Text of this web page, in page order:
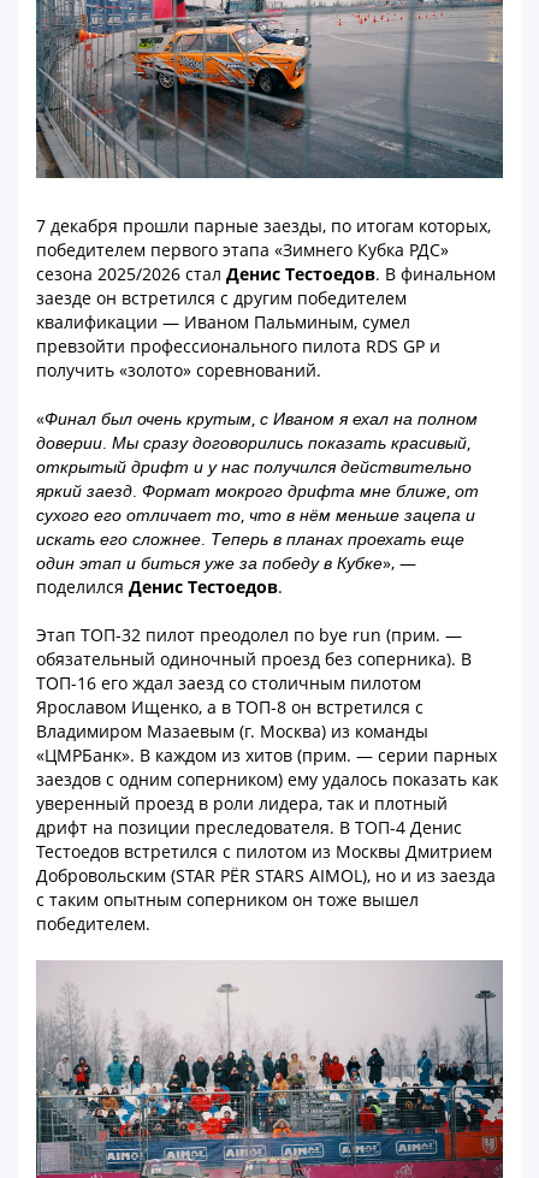
7 декабря прошли парные заезды, по итогам которых,
победителем первого этапа «Зимнего Кубка РДС»
сезона 2025/2026 стал Денис Тестоедов. В финальном
заезде он встретился с другим победителем
квалификации — Иваном Пальминым, сумел
превзойти профессионального пилота RDS GP и
получить «золото» соревнований.
«Финал был очень крутым, с Иваном я ехал на полном
доверии. Мы сразу договорились показать красивый,
открытый дрифт и у нас получился действительно
яркий заезд. Формат мокрого дрифта мне ближе, от
сухого его отличает то, что в нём меньше зацепа и
искать его сложнее. Теперь в планах проехать еще
один этап и биться уже за победу в Кубке», —
поделился Денис Тестоедов.
Этап ТОП-32 пилот преодолел по bye run (прим. —
обязательный одиночный проезд без соперника). В
ТОП-16 его ждал заезд со столичным пилотом
Ярославом Ищенко, а в ТОП-8 он встретился с
Владимиром Мазаевым (г. Москва) из команды
«ЦМРБанк». В каждом из хитов (прим. — серии парных
заездов с одним соперником) ему удалось показать как
уверенный проезд в роли лидера, так и плотный
дрифт на позиции преследователя. В ТОП-4 Денис
Тестоедов встретился с пилотом из Москвы Дмитрием
Добровольским (STAR PЁR STARS AIMOL), но и из заезда
с таким опытным соперником он тоже вышел
победителем.